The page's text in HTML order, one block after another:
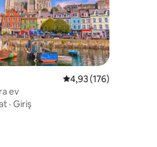
230 değerlendirme
5 üzerinden ortalama
4,93 (176)
ev
· Giriş